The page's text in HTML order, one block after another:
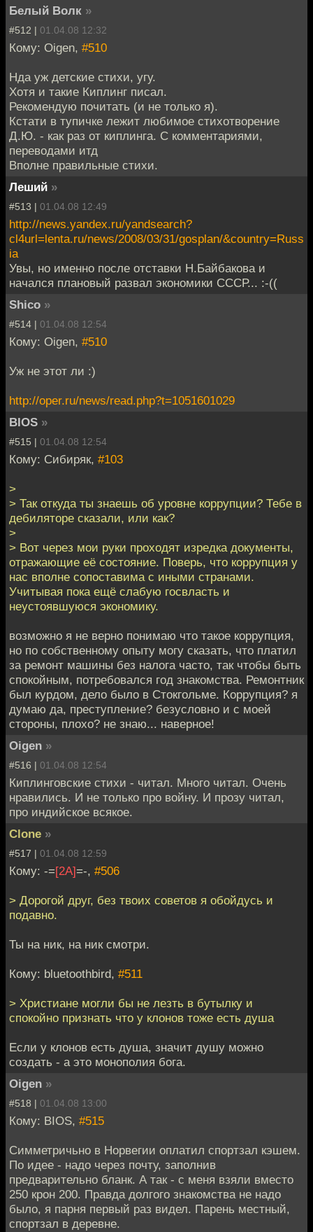
Белый Волк »
#512 | 01.04.08 12:32
Кому: Oigen, #510
Нда уж детские стихи, угу.
Хотя и такие Киплинг писал.
Рекомендую почитать (и не только я).
Кстати в тупичке лежит любимое стихотворение
Д.Ю. - как раз от киплинга. С комментариями,
переводами итд
Вполне правильные стихи.
Леший »
#513 | 01.04.08 12:49
http://news.yandex.ru/yandsearch?
cl4url=lenta.ru/news/2008/03/31/gosplan/&country=Russ
ia
Увы, но именно после отставки Н.Байбакова и
начался плановый развал экономики СССР... :-((
Shico »
#514 | 01.04.08 12:54
Кому: Oigen, #510
Уж не этот ли :)
http://oper.ru/news/read.php?t=1051601029
BIOS »
#515 | 01.04.08 12:54
Кому: Сибиряк, #103
>
> Так откуда ты знаешь об уровне коррупции? Тебе в
дебиляторе сказали, или как?
>
> Вот через мои руки проходят изредка документы,
отражающие её состояние. Поверь, что коррупция у
нас вполне сопоставима с иными странами.
Учитывая пока ещё слабую госвласть и
неустоявшуюся экономику.
возможно я не верно понимаю что такое коррупция,
но по собственному опыту могу сказать, что платил
за ремонт машины без налога часто, так чтобы быть
спокойным, потребовался год знакомства. Ремонтник
был курдом, дело было в Стокгольме. Коррупция? я
думаю да, преступление? безусловно и с моей
стороны, плохо? не знаю... наверное!
Oigen »
#516 | 01.04.08 12:54
Киплинговские стихи - читал. Много читал. Очень
нравились. И не только про войну. И прозу читал,
про индийское всякое.
Clone »
#517 | 01.04.08 12:59
Кому: -=[2A]=-, #506
> Дорогой друг, без твоих советов я обойдусь и
подавно.
Ты на ник, на ник смотри.
Кому: bluetoothbird, #511
> Христиане могли бы не лезть в бутылку и
спокойно признать что у клонов тоже есть душа
Если у клонов есть душа, значит душу можно
создать - а это монополия бога.
Oigen »
#518 | 01.04.08 13:00
Кому: BIOS, #515
Симметричьно в Норвегии оплатил спортзал кэшем.
По идее - надо через почту, заполнив
предварительно бланк. А так - с меня взяли вместо
250 крон 200. Правда долгого знакомства не надо
было, я парня первый раз видел. Парень местный,
спортзал в деревне.